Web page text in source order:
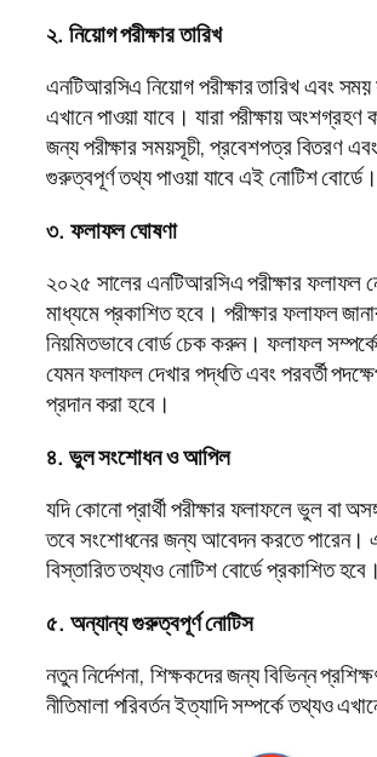
২. নিয়োগ পরীক্ষার তারিখ
এনটিআরসিএ নিয়োগ পরীক্ষার তারিখ এবং
এখানে পাওয়া যাবে। যারা পরীক্ষায় অংশগ্রহণ
জন্য পরীক্ষার সময়সূচী, প্রবেশপত্র বিতরণ
গুরুত্বপূর্ণ তথ্য পাওয়া যাবে এই নোটিশ বোর্ডে।
৩. ফলাফল ঘোষণা
২০২৫ সালের এনটিআরসিএ পরীক্ষার ফলাফল
মাধ্যমে প্রকাশিত হবে। পরীক্ষার ফলাফল
নিয়মিতভাবে বোর্ড চেক করুন। ফলাফল
যেমন ফলাফল দেখার পদ্ধতি এবং পরবর্তী
প্রদান করা হবে।
৪. ভুল সংশোধন ও আপিল
যদি কোনো প্রার্থী পরীক্ষার ফলাফলে ভুল বা
তবে সংশোধনের জন্য আবেদন করতে পারেন।
বিস্তারিত তথ্যও নোটিশ বোর্ডে প্রকাশিত হবে।
৫. অন্যান্য গুরুত্বপূর্ণ নোটিস
নতুন নির্দেশনা, শিক্ষকদের জন্য বিভিন্ন
নীতিমালা পরিবর্তন ইত্যাদি সম্পর্কে তথ্যও